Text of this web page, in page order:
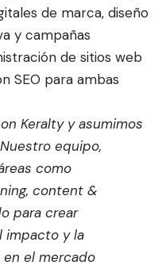
de marca, diseño
y campañas
de sitios web
SEO para ambas
Keralty y asumimos
equipo,
como
content &
para crear
impacto y la
el mercado